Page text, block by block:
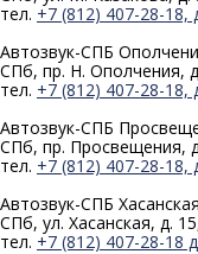
тел. +7 (812) 407-28-18,
Автозвук-СПБ
СПб, пр. Н. Ополчения,
тел. +7 (812) 407-28-18,
Автозвук-СПБ
СПб, пр. Просвещения,
тел. +7 (812) 407-28-18,
Автозвук-СПБ Хасанская
СПб, ул. Хасанская, д.
тел. +7 (812) 407-28-18